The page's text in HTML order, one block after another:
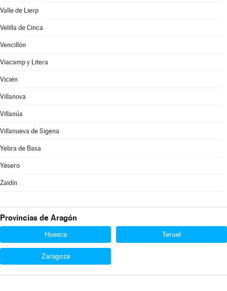
Valle de Lierp
Velilla de Cinca
Vencillón
Viacamp y Litera
Vicién
Villanova
Villanúa
Villanueva de Sigena
Yebra de Basa
Yésero
Zaidín
Provincias de Aragón
Huesca Teruel
Zaragoza